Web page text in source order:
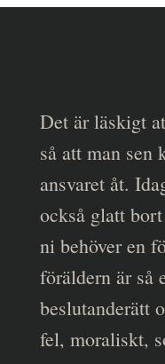
Det är läskigt
så att man sen
ansvaret åt.
också glatt
ni behöver en
föräldern är så
beslutanderätt
fel, moraliskt,